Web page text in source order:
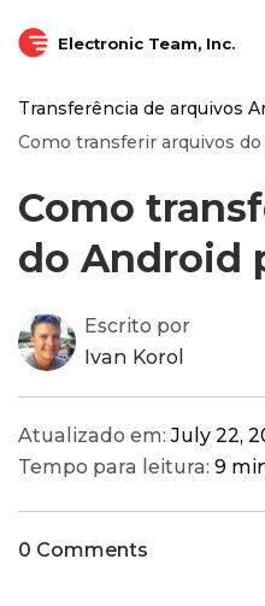
Electronic Team, Inc.
Transferência de arquivos
Como transferir arquivos
Como
do Android
Escrito por
Ivan Korol
Atualizado em:July 22,
Tempo para leitura: 9
0 Comments